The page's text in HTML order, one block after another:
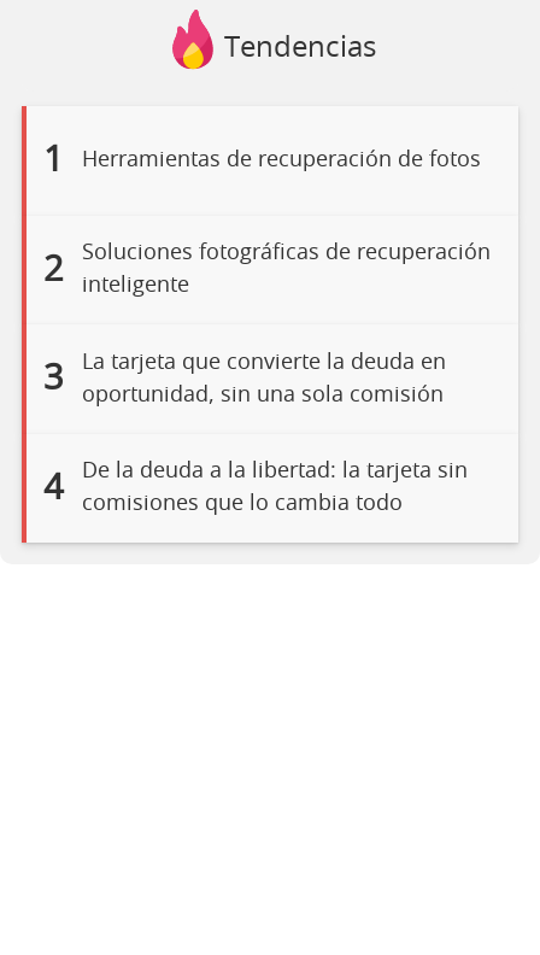
Tendencias
1 Herramientas de recuperación de fotos
2
Soluciones fotográficas de recuperación
inteligente
3
La tarjeta que convierte la deuda en
oportunidad, sin una sola comisión
4
De la deuda a la libertad: la tarjeta sin
comisiones que lo cambia todo